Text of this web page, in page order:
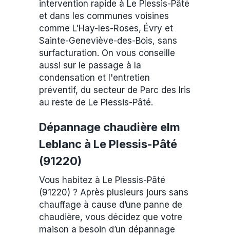
intervention rapide à Le Plessis-Pâté
et dans les communes voisines
comme L'Hay-les-Roses, Évry et
Sainte-Geneviève-des-Bois, sans
surfacturation. On vous conseille
aussi sur le passage à la
condensation et l'entretien
préventif, du secteur de Parc des Iris
au reste de Le Plessis-Pâté.
Dépannage chaudière elm
Leblanc à Le Plessis-Pâté
(91220)
Vous habitez à Le Plessis-Pâté
(91220) ? Après plusieurs jours sans
chauffage à cause d’une panne de
chaudière, vous décidez que votre
maison a besoin d’un dépannage